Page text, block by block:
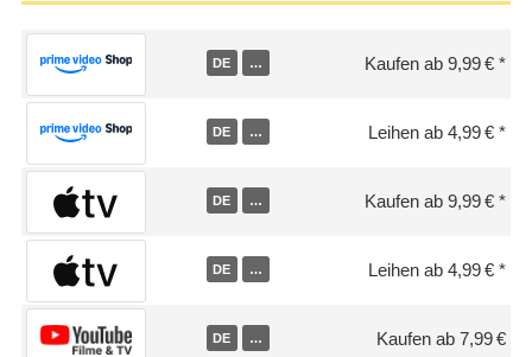
DE … Kaufen ab 9,99 €
DE … Leihen ab 4,99 €
DE … Kaufen ab 9,99 €
DE … Leihen ab 4,99 €
DE … Kaufen ab 7,99 €